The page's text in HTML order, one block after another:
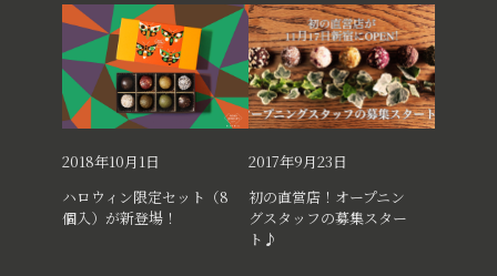
2018年10月1日
ハロウィン限定セット（8
個入）が新登場！
2017年9月23日
初の直営店！オープニン
グスタッフの募集スター
ト♪